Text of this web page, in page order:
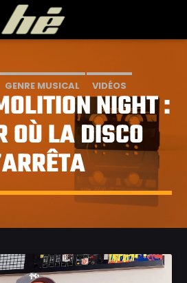
GENRE MUSICAL VIDÉOS
NIGHT :
OÙ LA DISCO